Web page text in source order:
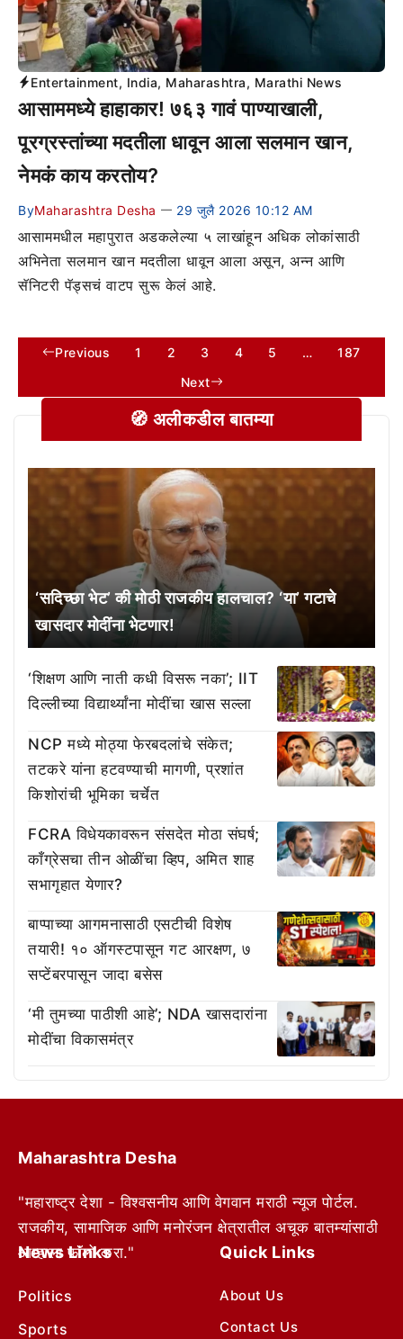
Entertainment, India, Maharashtra, Marathi News
आसाममध्ये हाहाकार! ७६३ गावं पाण्याखाली,
पूरग्रस्तांच्या मदतीला धावून आला सलमान खान,
नेमकं काय करतोय?
ByMaharashtra Desha — 29 जुलै 2026 10:12 AM
आसाममधील महापुरात अडकलेल्या ५ लाखांहून अधिक लोकांसाठी
अभिनेता सलमान खान मदतीला धावून आला असून, अन्न आणि
सॅनिटरी पॅड्सचं वाटप सुरू केलं आहे.
Previous 1 2 3 4 5 …
187
Next
🧭 अलीकडील बातम्या
‘सदिच्छा भेट’ की मोठी राजकीय हालचाल? ‘या’ गटाचे
खासदार मोदींना भेटणार!
‘शिक्षण आणि नाती कधी विसरू नका’; IIT
दिल्लीच्या विद्यार्थ्यांना मोदींचा खास सल्ला
NCP मध्ये मोठ्या फेरबदलांचे संकेत;
तटकरे यांना हटवण्याची मागणी, प्रशांत
किशोरांची भूमिका चर्चेत
FCRA विधेयकावरून संसदेत मोठा संघर्ष;
काँग्रेसचा तीन ओळींचा व्हिप, अमित शाह
सभागृहात येणार?
बाप्पाच्या आगमनासाठी एसटीची विशेष
तयारी! १० ऑगस्टपासून गट आरक्षण, ७
सप्टेंबरपासून जादा बसेस
‘मी तुमच्या पाठीशी आहे’; NDA खासदारांना
मोदींचा विकासमंत्र
Maharashtra Desha
"महाराष्ट्र देशा - विश्वसनीय आणि वेगवान मराठी न्यूज पोर्टल.
राजकीय, सामाजिक आणि मनोरंजन क्षेत्रातील अचूक बातम्यांसाठी
आम्हाला फॉलो करा."
News Links
Politics
Sports
Quick Links
About Us
Contact Us